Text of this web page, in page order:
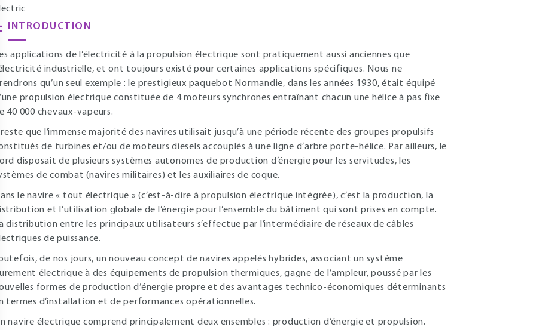
INTRODUCTION
applications de l’électricité à la propulsion électrique sont pratiquement aussi anciennes que
industrielle, et ont toujours existé pour certaines applications spécifiques. Nous ne
qu’un seul exemple : le prestigieux paquebot Normandie, dans les années 1930, était équipé
propulsion électrique constituée de 4 moteurs synchrones entraînant chacun une hélice à pas fixe
40 000 chevaux-vapeurs.
reste que l’immense majorité des navires utilisait jusqu’à une période récente des groupes propulsifs
de turbines et/ou de moteurs diesels accouplés à une ligne d’arbre porte-hélice. Par ailleurs, le
disposait de plusieurs systèmes autonomes de production d’énergie pour les servitudes, les
de combat (navires militaires) et les auxiliaires de coque.
le navire « tout électrique » (c’est-à-dire à propulsion électrique intégrée), c’est la production, la
et l’utilisation globale de l’énergie pour l’ensemble du bâtiment qui sont prises en compte.
distribution entre les principaux utilisateurs s’effectue par l’intermédiaire de réseaux de câbles
de puissance.
de nos jours, un nouveau concept de navires appelés hybrides, associant un système
électrique à des équipements de propulsion thermiques, gagne de l’ampleur, poussé par les
formes de production d’énergie propre et des avantages technico-économiques déterminants
termes d’installation et de performances opérationnelles.
navire électrique comprend principalement deux ensembles : production d’énergie et propulsion.